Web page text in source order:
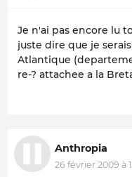
Je n'ai pas encore lu
juste dire que je
Atlantique
re-? attachee a la
Anthropia
26 février 2009 à